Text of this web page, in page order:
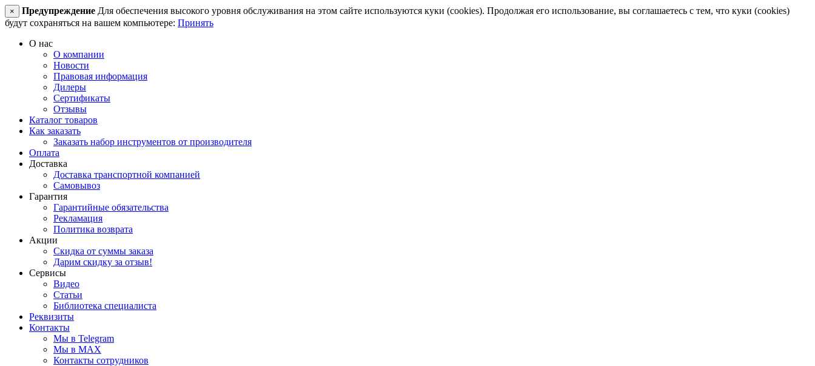
× Предупреждение Для обеспечения высокого уровня обслуживания на этом сайте используются куки (cookies). Продолжая его использование, вы соглашаетесь с тем, что куки (cookies)
будут сохраняться на вашем компьютере: Принять
О нас
О компании
Новости
Правовая информация
Дилеры
Сертификаты
Отзывы
Каталог товаров
Как заказать
Заказать набор инструментов от производителя
Оплата
Доставка
Доставка транспортной компанией
Самовывоз
Гарантия
Гарантийные обязательства
Рекламация
Политика возврата
Акции
Скидка от суммы заказа
Дарим скидку за отзыв!
Сервисы
Видео
Статьи
Библиотека специалиста
Реквизиты
Контакты
Мы в Telegram
Мы в MAX
Контакты сотрудников